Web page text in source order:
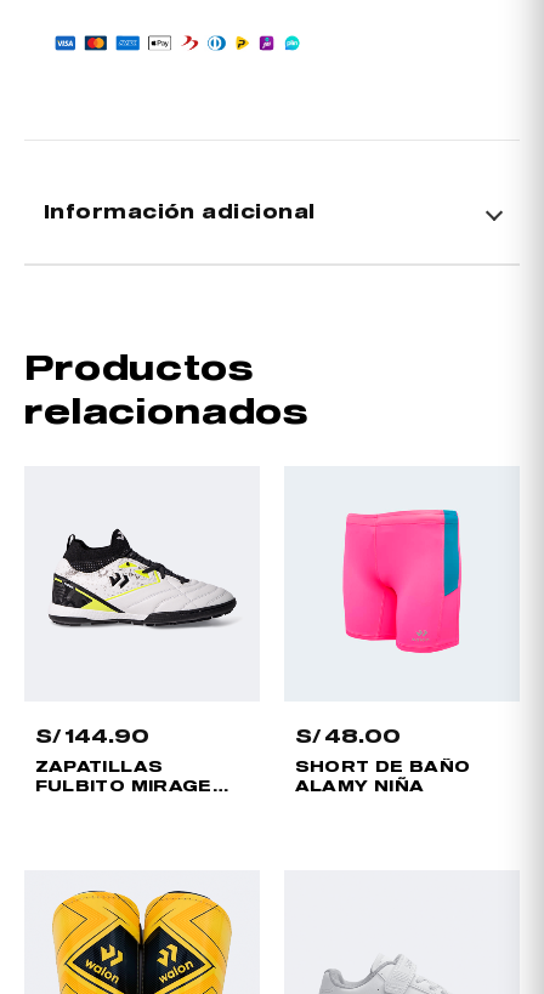
Información adicional
Material SINTETICO PU
Tipo de
Producto
Chimpunes
Productos
relacionados
S/ 144.90
ZAPATILLAS
FULBITO MIRAGE
S/ 48.00
SHORT DE BAÑO
ALAMY NIÑA